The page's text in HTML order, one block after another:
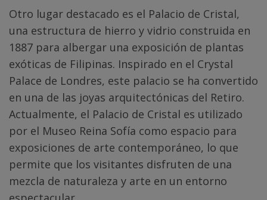
Otro lugar destacado es el Palacio de Cristal,
una estructura de hierro y vidrio construida en
1887 para albergar una exposición de plantas
exóticas de Filipinas. Inspirado en el Crystal
Palace de Londres, este palacio se ha convertido
en una de las joyas arquitectónicas del Retiro.
Actualmente, el Palacio de Cristal es utilizado
por el Museo Reina Sofía como espacio para
exposiciones de arte contemporáneo, lo que
permite que los visitantes disfruten de una
mezcla de naturaleza y arte en un entorno